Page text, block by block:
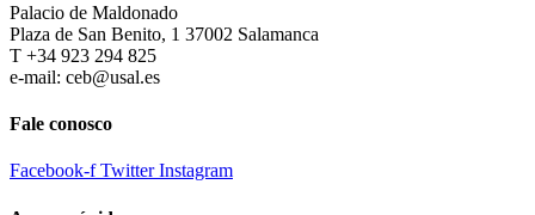
Palacio de Maldonado
Plaza de San Benito, 1 37002 Salamanca
T +34 923 294 825
e-mail: ceb@usal.es
Fale conosco
Facebook-f Twitter Instagram